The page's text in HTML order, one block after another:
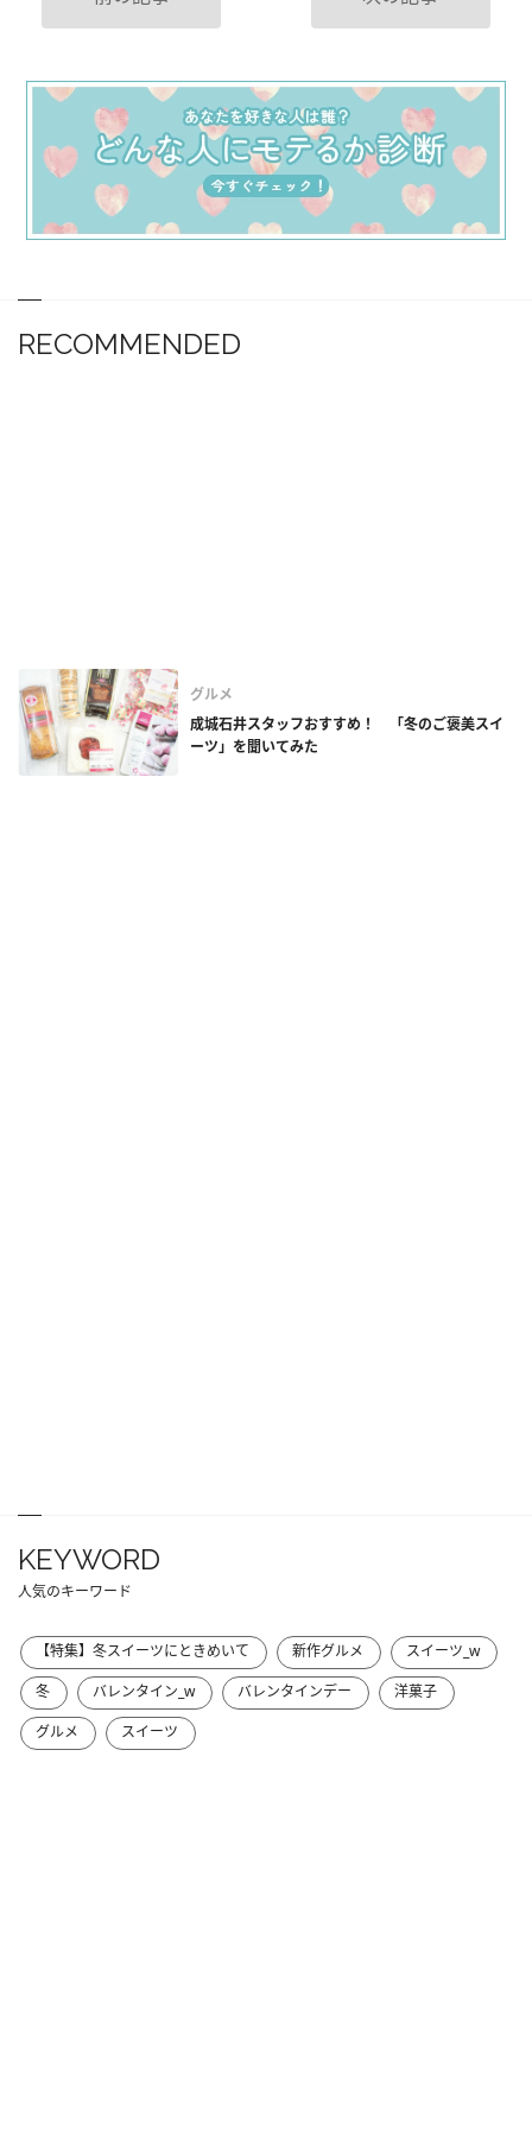
RECOMMENDED
グルメ
成城石井スタッフおすすめ！ 「冬のご褒美スイ
ーツ」を聞いてみた
KEYWORD
人気のキーワード
【特集】冬スイーツにときめいて 新作グルメ
スイーツ_w
冬
バレンタイン_w バレンタインデー
洋菓子
グルメ
スイーツ